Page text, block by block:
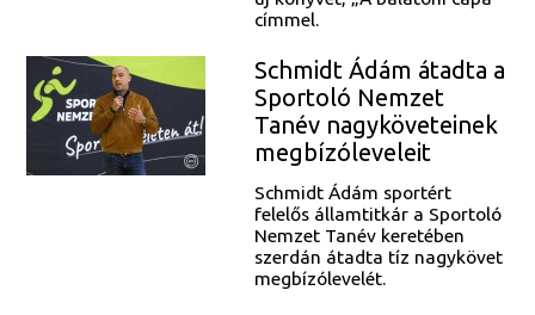
címmel.
Schmidt Ádám átadta a
Sportoló Nemzet
Tanév nagyköveteinek
megbízóleveleit
Schmidt Ádám sportért
felelős államtitkár a Sportoló
Nemzet Tanév keretében
szerdán átadta tíz nagykövet
megbízólevelét.